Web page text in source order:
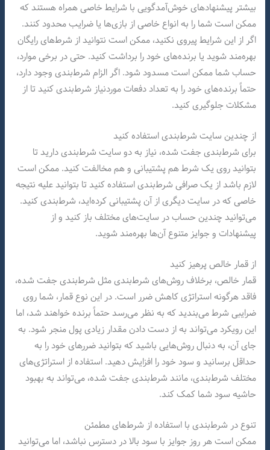
بیشتر پیشنهادهای خوش‌آمدگویی با شرایط خاصی همراه هستند که
ممکن است شما را به انواع خاصی از بازی‌ها یا ضرایب محدود کنند.
اگر از این شرایط پیروی نکنید، ممکن است نتوانید از شرط‌های رایگان
بهره‌مند شوید یا برنده‌های خود را برداشت کنید. حتی در برخی موارد،
حساب شما ممکن است مسدود شود. اگر الزام شرط‌بندی وجود دارد،
حتماً برنده‌های خود را به تعداد دفعات موردنیاز شرط‌بندی کنید تا از
مشکلات جلوگیری کنید.
از چندین سایت شرط‌بندی استفاده کنید
برای شرط‌بندی جفت شده، نیاز به دو سایت شرط‌بندی دارید تا
بتوانید روی یک شرط هم پشتیبانی و هم مخالفت کنید. ممکن است
لازم باشد از یک صرافی شرط‌بندی استفاده کنید تا بتوانید علیه نتیجه
خاصی که در سایت دیگری از آن پشتیبانی کرده‌اید، شرط‌بندی کنید.
می‌توانید چندین حساب در سایت‌های مختلف باز کنید و از
پیشنهادات و جوایز متنوع آن‌ها بهره‌مند شوید.
از قمار خالص پرهیز کنید
قمار خالص، برخلاف روش‌های شرط‌بندی مثل شرط‌بندی جفت شده،
فاقد هرگونه استراتژی کاهش ضرر است. در این نوع قمار، شما روی
ضرایبی شرط می‌بندید که به نظر می‌رسد حتماً برنده خواهند شد، اما
این رویکرد می‌تواند به از دست دادن مقدار زیادی پول منجر شود. به
جای آن، به دنبال روش‌هایی باشید که بتوانید ضررهای خود را به
حداقل برسانید و سود خود را افزایش دهید. استفاده از استراتژی‌های
مختلف شرط‌بندی، مانند شرط‌بندی جفت شده، می‌تواند به بهبود
حاشیه سود شما کمک کند.
تنوع در شرط‌بندی با استفاده از شرط‌های مطمئن
ممکن است هر روز جوایز با سود بالا در دسترس نباشد، اما می‌توانید